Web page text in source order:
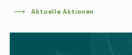
Aktuelle Aktionen